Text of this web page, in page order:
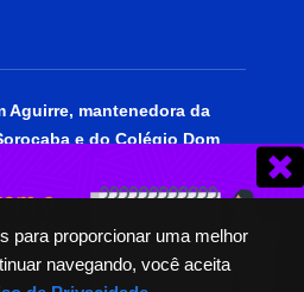
para proporcionar uma melhor
navegando, você aceita
Aguirre, mantenedora da
e do Colégio Dom
social, portadora do
Educação.
os Direitos Reservados.